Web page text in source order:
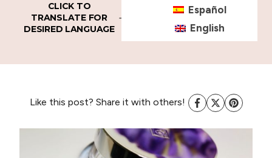
CLICK TO
TRANSLATE FOR
DESIRED LANGUAGE
Español
English
Like this post? Share it with others!